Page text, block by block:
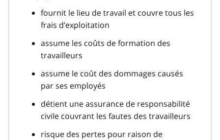
fournit le lieu de travail et couvre tous les
frais d’exploitation
assume les coûts de formation des
travailleurs
assume le coût des dommages causés
par ses employés
détient une assurance de responsabilité
civile couvrant les fautes des travailleurs
risque des pertes pour raison de